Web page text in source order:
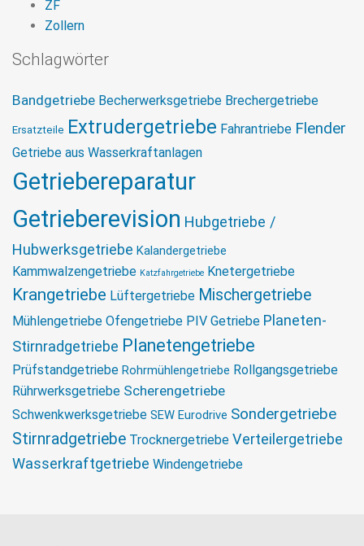
ZF
Zollern
Schlagwörter
Bandgetriebe Becherwerksgetriebe Brechergetriebe
Ersatzteile Extrudergetriebe Fahrantriebe Flender
Getriebe aus Wasserkraftanlagen
Getriebereparatur
Getrieberevision Hubgetriebe /
Hubwerksgetriebe Kalandergetriebe
Kammwalzengetriebe Katzfahrgetriebe Knetergetriebe
Krangetriebe Lüftergetriebe Mischergetriebe
Mühlengetriebe Ofengetriebe PIV Getriebe Planeten-
Stirnradgetriebe Planetengetriebe
Prüfstandgetriebe Rohrmühlengetriebe Rollgangsgetriebe
Rührwerksgetriebe Scherengetriebe
Schwenkwerksgetriebe SEW Eurodrive Sondergetriebe
Stirnradgetriebe Trocknergetriebe Verteilergetriebe
Wasserkraftgetriebe Windengetriebe